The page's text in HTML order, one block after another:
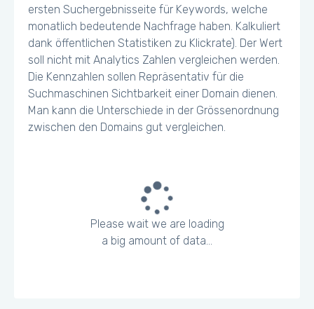
ersten Suchergebnisseite für Keywords, welche
monatlich bedeutende Nachfrage haben. Kalkuliert
dank öffentlichen Statistiken zu Klickrate). Der Wert
soll nicht mit Analytics Zahlen vergleichen werden.
Die Kennzahlen sollen Repräsentativ für die
Suchmaschinen Sichtbarkeit einer Domain dienen.
Man kann die Unterschiede in der Grössenordnung
zwischen den Domains gut vergleichen.
Please wait we are loading
a big amount of data...